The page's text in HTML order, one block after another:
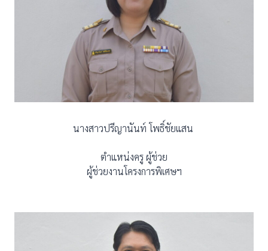
นางสาวปรีญานันท์ โพธิ์ชัยแสน
ตำแหน่งครู ผู้ช่วย
ผู้ช่วยงานโครงการพิเศษฯ